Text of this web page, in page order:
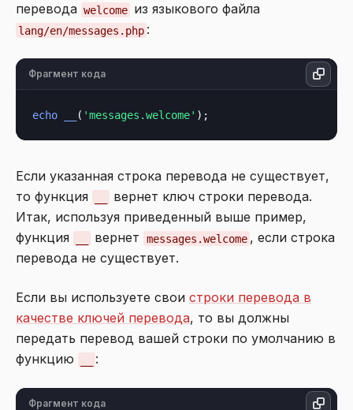
перевода welcome из языкового файла
lang/en/messages.php :
Фрагмент кода
echo ( 'messages.welcome'
Если указанная строка перевода не существует,
то функция
вернет ключ строки перевода.
Итак, используя приведенный выше пример,
функция
вернет messages.welcome , если строка
перевода не существует.
Если вы используете свои строки перевода в
качестве ключей перевода, то вы должны
передать перевод вашей строки по умолчанию в
функцию
:
Фрагмент кода